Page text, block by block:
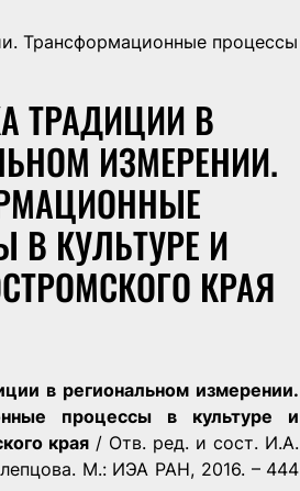
Трансформационные процессы
ТРАДИЦИИ В
ИЗМЕРЕНИИ.
В КУЛЬТУРЕ И
КРАЯ
в региональном измерении.
процессы в культуре и
края/ Отв. ред. и сост. И.А.
М.: ИЭА РАН, 2016. – 444